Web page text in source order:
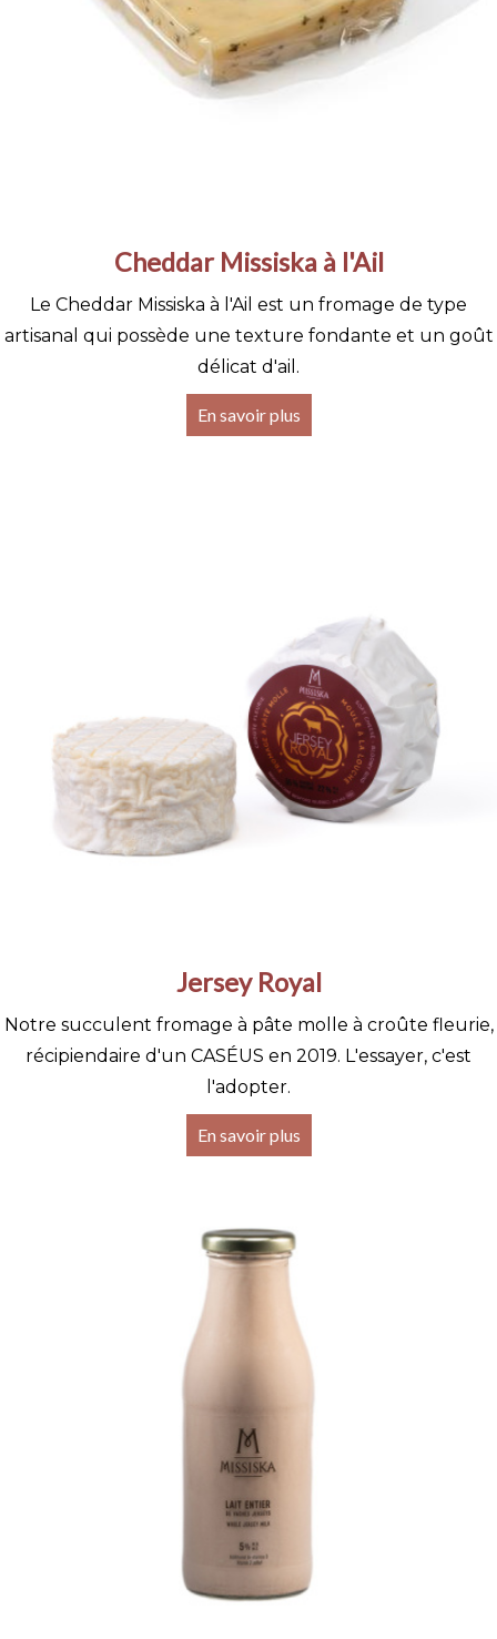
Cheddar Missiska à l'Ail
Le Cheddar Missiska à l'Ail est un fromage de type
artisanal qui possède une texture fondante et un goût
délicat d'ail.
En savoir plus
Jersey Royal
Notre succulent fromage à pâte molle à croûte fleurie,
récipiendaire d'un CASÉUS en 2019. L'essayer, c'est
l'adopter.
En savoir plus